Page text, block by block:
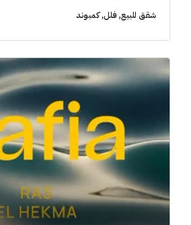
شقق للبيع, فلل, كمبوند